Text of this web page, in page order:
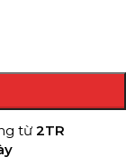
từ 2TR